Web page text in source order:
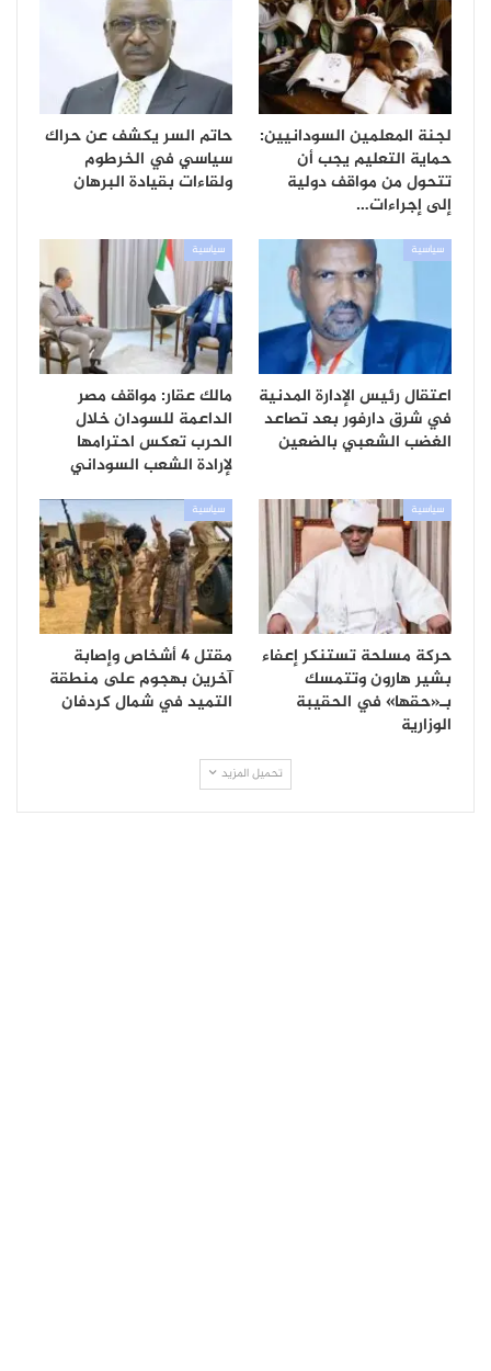
لجنة المعلمين السودانيين:
حماية التعليم يجب أن
تتحول من مواقف دولية
إلى إجراءات…
حاتم السر يكشف عن حراك
سياسي في الخرطوم
ولقاءات بقيادة البرهان
سياسية
اعتقال رئيس الإدارة المدنية
في شرق دارفور بعد تصاعد
الغضب الشعبي بالضعين
سياسية
مالك عقار: مواقف مصر
الداعمة للسودان خلال
الحرب تعكس احترامها
لإرادة الشعب السوداني
سياسية
حركة مسلحة تستنكر إعفاء
بشير هارون وتتمسك
بـ«حقها» في الحقيبة
الوزارية
سياسية
مقتل 4 أشخاص وإصابة
آخرين بهجوم على منطقة
التميد في شمال كردفان
تحميل المزيد